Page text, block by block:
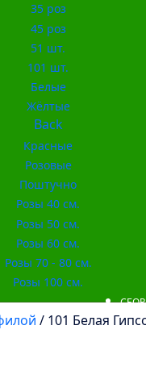
35 роз
45 роз
51 шт.
101 шт.
Белые
Жёлтые
Back
Красные
Розовые
Поштучно
Розы 40 см.
Розы 50 см.
Розы 60 см.
Розы 70 - 80 см.
Розы 100 см.
/ 101 Белая